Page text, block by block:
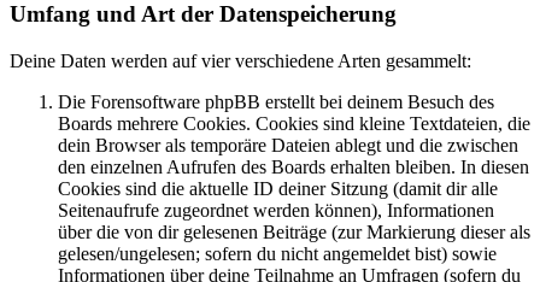
Umfang und Art der Datenspeicherung
Deine Daten werden auf vier verschiedene Arten gesammelt:
Die Forensoftware phpBB erstellt bei deinem Besuch des
Boards mehrere Cookies. Cookies sind kleine Textdateien, die
dein Browser als temporäre Dateien ablegt und die zwischen
den einzelnen Aufrufen des Boards erhalten bleiben. In diesen
Cookies sind die aktuelle ID deiner Sitzung (damit dir alle
Seitenaufrufe zugeordnet werden können), Informationen
über die von dir gelesenen Beiträge (zur Markierung dieser als
gelesen/ungelesen; sofern du nicht angemeldet bist) sowie
Informationen über deine Teilnahme an Umfragen (sofern du